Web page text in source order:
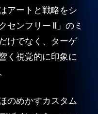
アートと戦略をシ
センフリー II」のミ
けでなく、ターゲ
く視覚的に印象に
のめかすカスタム